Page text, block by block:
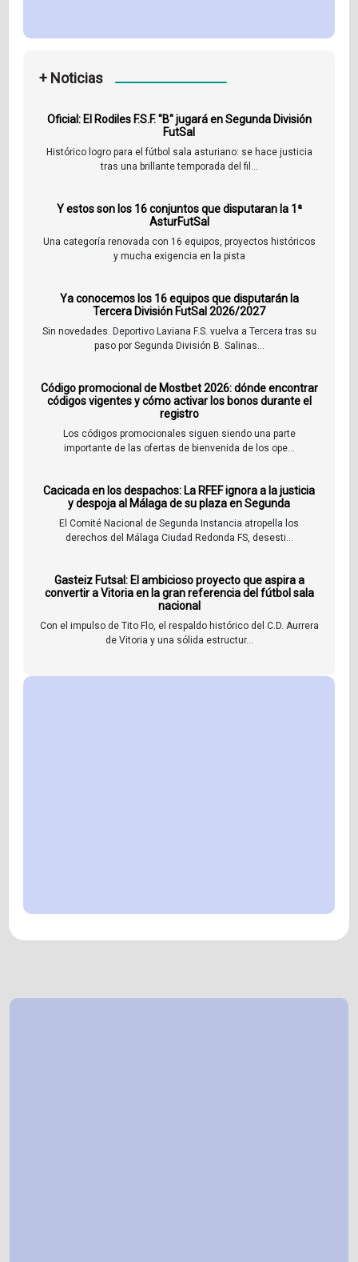
+ Noticias
Oficial: El Rodiles F.S.F. "B" jugará en Segunda División
FutSal
Histórico logro para el fútbol sala asturiano: se hace justicia
tras una brillante temporada del fil...
Y estos son los 16 conjuntos que disputaran la 1ª
AsturFutSal
Una categoría renovada con 16 equipos, proyectos históricos
y mucha exigencia en la pista
Ya conocemos los 16 equipos que disputarán la
Tercera División FutSal 2026/2027
Sin novedades. Deportivo Laviana F.S. vuelva a Tercera tras su
paso por Segunda División B. Salinas...
Código promocional de Mostbet 2026: dónde encontrar
códigos vigentes y cómo activar los bonos durante el
registro
Los códigos promocionales siguen siendo una parte
importante de las ofertas de bienvenida de los ope...
Cacicada en los despachos: La RFEF ignora a la justicia
y despoja al Málaga de su plaza en Segunda
El Comité Nacional de Segunda Instancia atropella los
derechos del Málaga Ciudad Redonda FS, desesti...
Gasteiz Futsal: El ambicioso proyecto que aspira a
convertir a Vitoria en la gran referencia del fútbol sala
nacional
Con el impulso de Tito Flo, el respaldo histórico del C.D. Aurrera
de Vitoria y una sólida estructur...